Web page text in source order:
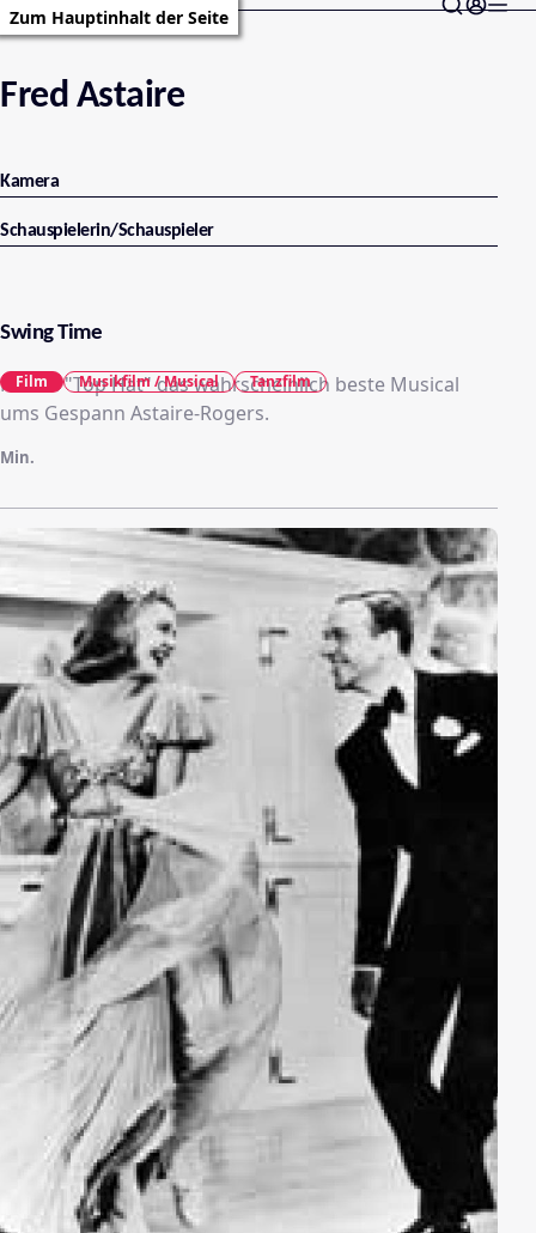
Zum Hauptinhalt der Seite
Fred Astaire
Kamera
Schauspielerin/Schauspieler
Swing Time
Neben "Top Hat" das wahrscheinlich beste Musical
ums Gespann Astaire-Rogers.
Min.
Film Musikfilm / Musical Tanzfilm